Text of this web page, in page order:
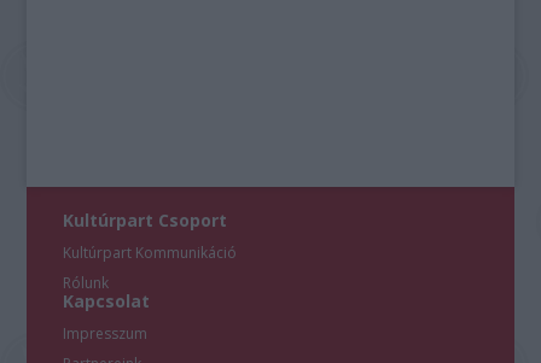
Kultúrpart Csoport
Kultúrpart Kommunikáció
Rólunk
Kapcsolat
Impresszum